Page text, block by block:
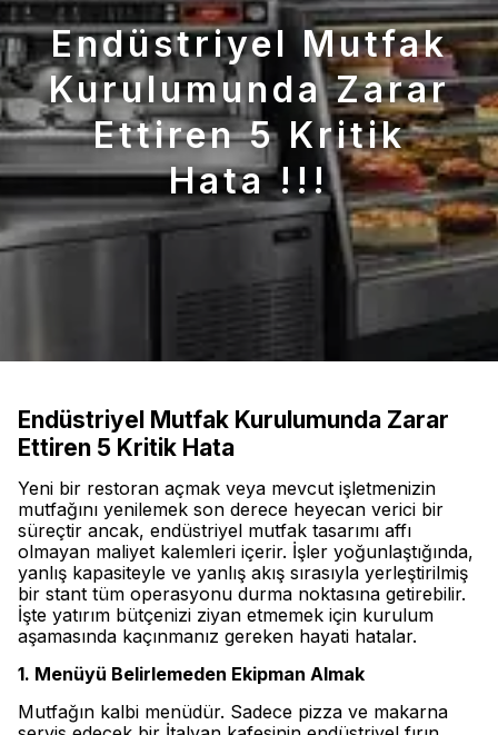
Endüstriyel Mutfak
Kurulumunda Zarar
Ettiren 5 Kritik
Hata !!!
Endüstriyel Mutfak Kurulumunda Zarar
Ettiren 5 Kritik Hata
Yeni bir restoran açmak veya mevcut işletmenizin
mutfağını yenilemek son derece heyecan verici bir
süreçtir ancak, endüstriyel mutfak tasarımı affı
olmayan maliyet kalemleri içerir. İşler yoğunlaştığında,
yanlış kapasiteyle ve yanlış akış sırasıyla yerleştirilmiş
bir stant tüm operasyonu durma noktasına getirebilir.
İşte yatırım bütçenizi ziyan etmemek için kurulum
aşamasında kaçınmanız gereken hayati hatalar.
1. Menüyü Belirlemeden Ekipman Almak
Mutfağın kalbi menüdür. Sadece pizza ve makarna